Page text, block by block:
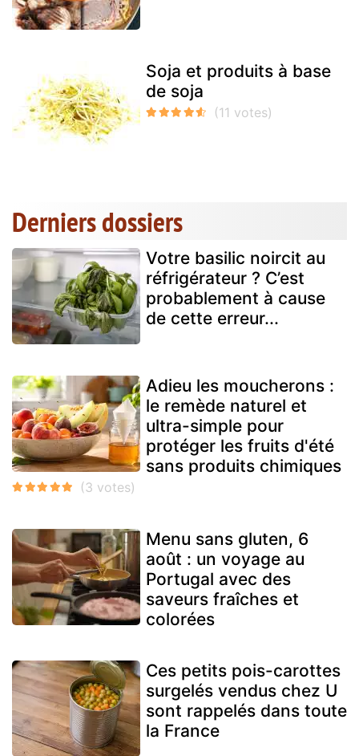
Soja et produits à base
de soja
Derniers dossiers
Votre basilic noircit au
réfrigérateur ? C’est
probablement à cause
de cette erreur...
Adieu les moucherons :
le remède naturel et
ultra-simple pour
protéger les fruits d'été
sans produits chimiques
Menu sans gluten, 6
août : un voyage au
Portugal avec des
saveurs fraîches et
colorées
Ces petits pois-carottes
surgelés vendus chez U
sont rappelés dans toute
la France